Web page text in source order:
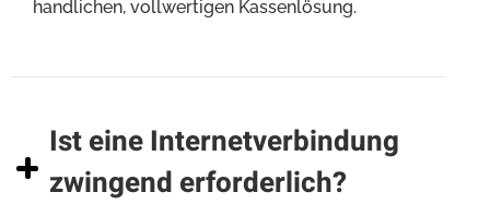
handlichen, vollwertigen Kassenlösung.
Ist eine Internetverbindung
zwingend erforderlich?